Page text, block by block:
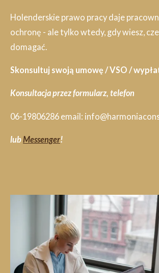
Holenderskie prawo pracy daje
ochronę - ale tylko wtedy, gdy wiesz,
domagać.
Skonsultuj swoją umowę / VSO /
Konsultacja przez formularz, telefon
06-19806286 email:
lubMessenger!